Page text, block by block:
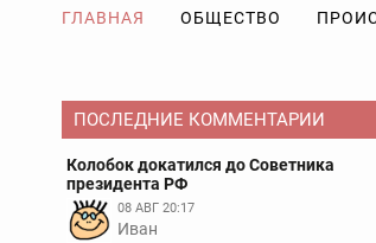
ГЛАВНАЯ ОБЩЕСТВО
ПОСЛЕДНИЕ КОММЕНТАРИИ
Колобок докатился до Советника
президента РФ
08 АВГ 20:17
Иван